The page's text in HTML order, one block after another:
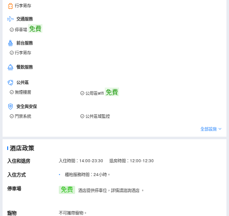
行李寄存
交通服務
停車場 免費
前台服務
行李寄存
餐飲服務
公共區
無煙樓層 公用區wifi 免費
安全與安保
門禁系統 公共區域監控
全部設施
酒店政策
入住和退房 入住時間：14:00-23:30 退房時間：12:00-12:30
入住方式 櫃枱服務時間：24小時。
停車場 免费 酒店提供停車位，詳情請諮詢酒店 。
寵物 不可攜帶寵物。